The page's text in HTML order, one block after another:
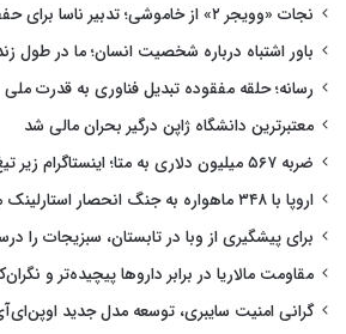
نجات «وویجر ۲» از خاموشی؛ تدبیر ناسا برای حفظ کاوشگر ۴۸ ساله
باور اشتباه درباره شخصیت انسان؛ ما در طول
رسانه؛ حلقه مفقوده تبدیل فناوری به قدرت ملی
معتبرترین دانشگاه ژاپن درگیر بحران مالی شد
ضربه ۵۶۷ میلیون دلاری به متا؛ اینستاگرام زیر تیغ دادگاه
اروپا با ۳۴۸ ماهواره به جنگ انحصار استارلینک می‌رود
برای پیشگیری از وبا در تابستان، سبزیجات را
مقاومت مالاریا در برابر داروها پیچیده‌تر و
گرانی امنیت سایبری، توسعه مدل جدید